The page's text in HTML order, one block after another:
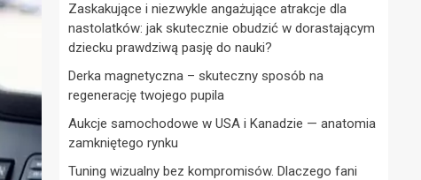
Zaskakujące i niezwykle angażujące atrakcje dla
nastolatków: jak skutecznie obudzić w dorastającym
dziecku prawdziwą pasję do nauki?
Derka magnetyczna – skuteczny sposób na
regenerację twojego pupila
Aukcje samochodowe w USA i Kanadzie — anatomia
zamkniętego rynku
Tuning wizualny bez kompromisów. Dlaczego fani